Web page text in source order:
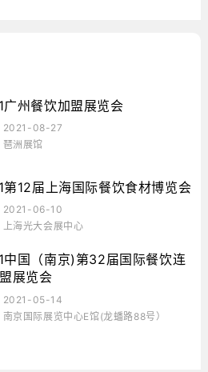
广州餐饮加盟展览会
2021-08-27
琶洲展馆
第12届上海国际餐饮食材博览会
2021-06-10
上海光大会展中心
中国（南京)第32届国际餐饮连
展览会
2021-05-14
京国际展览中心E馆(龙蟠路88号）